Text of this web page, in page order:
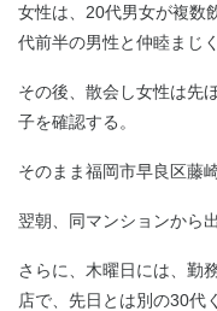
女性は、20代男女が複数
代前半の男性と仲睦まじ
その後、散会し女性は先
子を確認する。
そのまま福岡市早良区藤
翌朝、同マンションから
さらに、木曜日には、勤
店で、先日とは別の30代